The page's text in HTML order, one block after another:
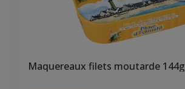
Maquereaux filets moutarde 144g